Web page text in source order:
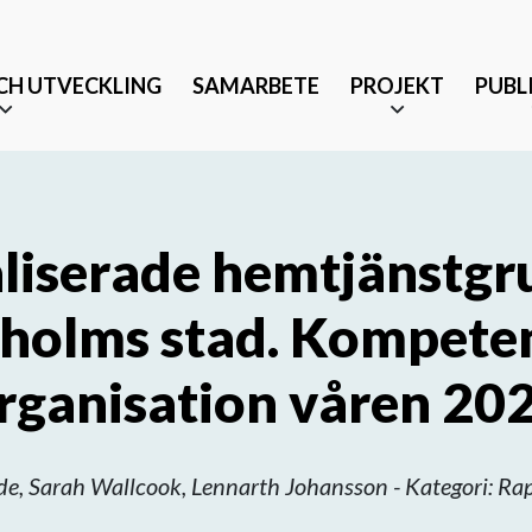
UTVECKLING SAMARBETE PROJEKT
och partnerskap
Äldrevänlig stad
Tryggt mottagande efter
stad.
våren
Sarah Wallcook, Lennarth Johansson - Kategori: